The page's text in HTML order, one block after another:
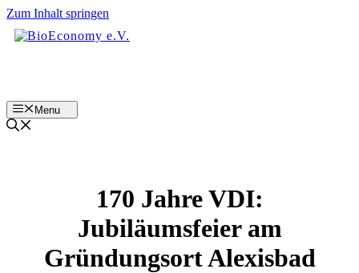
Zum Inhalt springen
Menu
170 Jahre VDI:
Jubiläumsfeier am
Gründungsort Alexisbad